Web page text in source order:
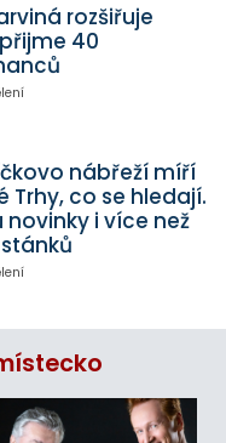
rozšiřuje
40
nábřeží míří
Trhy, co se hledají.
novinky i více než